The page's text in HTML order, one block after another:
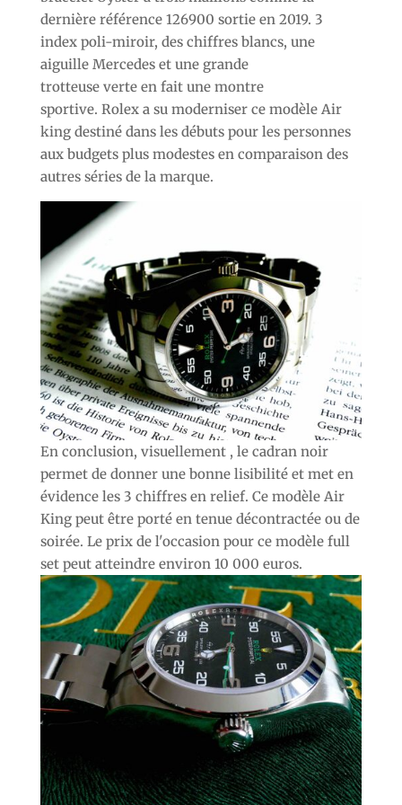
dernière référence 126900 sortie en 2019. 3
index poli-miroir, des chiffres blancs, une
aiguille Mercedes et une grande
trotteuse verte en fait une montre
sportive. Rolex a su moderniser ce modèle Air
king destiné dans les débuts pour les personnes
aux budgets plus modestes en comparaison des
autres séries de la marque.
En conclusion, visuellement , le cadran noir
permet de donner une bonne lisibilité et met en
évidence les 3 chiffres en relief. Ce modèle Air
King peut être porté en tenue décontractée ou de
soirée. Le prix de l'occasion pour ce modèle full
set peut atteindre environ 10 000 euros.